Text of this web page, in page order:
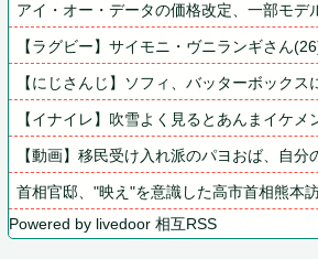
アイ・オー・データの価格改定、一部モデ
【ラグビー】サイモニ・ヴニランギさん
【にじさんじ】ソフィ、バッターボック
【イナイレ】吹雪よく見るとあんまイケメ
【動画】移民受け入れ派のパヨおば、自
首相官邸、"映え"を意識した高市首相熊本
Powered by livedoor 相互RSS